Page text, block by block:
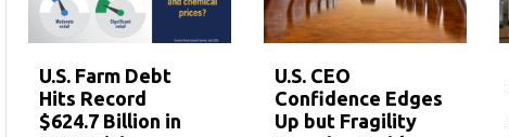
U.S. Farm Debt
Hits Record
$624.7 Billion in
U.S. CEO
Confidence Edges
Up but Fragility